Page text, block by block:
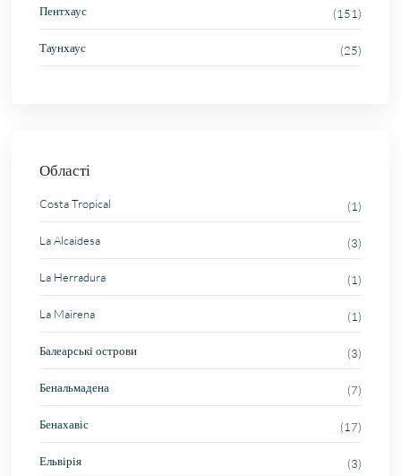
Пентхаус (151)
Таунхаус (25)
Області
Costa Tropical (1)
La Alcaidesa (3)
La Herradura (1)
La Mairena (1)
Балеарські острови (3)
Бенальмадена (7)
Бенахавіс (17)
Ельвірія (3)